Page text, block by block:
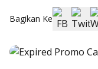
Bagikan Ke